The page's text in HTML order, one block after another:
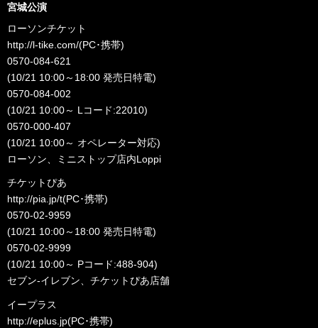
宮城公演
ローソンチケット
http://l-tike.com/(PC･携帯)
0570-084-621
(10/21 10:00～18:00 発売日特電)
0570-084-002
(10/21 10:00～ Lコード:22010)
0570-000-407
(10/21 10:00～ オペレーター対応)
ローソン、ミニストップ店内Loppi
チケットぴあ
http://pia.jp/t(PC･携帯)
0570-02-9959
(10/21 10:00～18:00 発売日特電)
0570-02-9999
(10/21 10:00～ Pコード:488-904)
セブン-イレブン、チケットぴあ店舗
イープラス
http://eplus.jp(PC･携帯)